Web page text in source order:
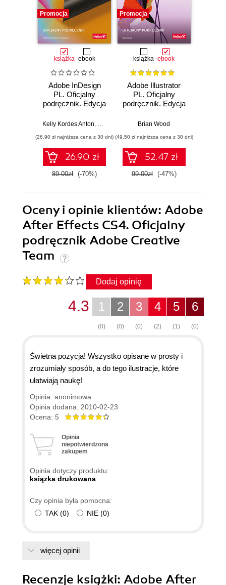
Promocja
książka ebook
Adobe InDesign
PL. Oficjalny
podręcznik. Edycja
Kelly Kordes Anton, Tina DeJarld
(26,90 zł najniższa cena z 30 dni)
26.90 zł
89.00zł (-70%)
Promocja
książka ebook
Adobe Illustrator
PL. Oficjalny
podręcznik. Edycja
Brian Wood
(49,50 zł najniższa cena z 30 dni)
52.47 zł
99.00zł (-47%)
Oceny i opinie klientów: Adobe
After Effects CS4. Oficjalny
podręcznik Adobe Creative
Team
Dodaj opinię
6
(0)
5
(1)
4
(2)
3
(0)
2
(0)
1
(0)
4.3
Świetna pozycja! Wszystko opisane w prosty i
zrozumiały sposób, a do tego ilustracje, które
ułatwiają naukę!
Opinia: anonimowa
Opinia dodana: 2010-02-23
Ocena: 5
Opinia
niepotwierdzona
zakupem
Opinia dotyczy produktu:
ksiązka drukowana
Czy opinia była pomocna:
TAK (0) NIE (0)
więcej opinii
Recenzje książki: Adobe After